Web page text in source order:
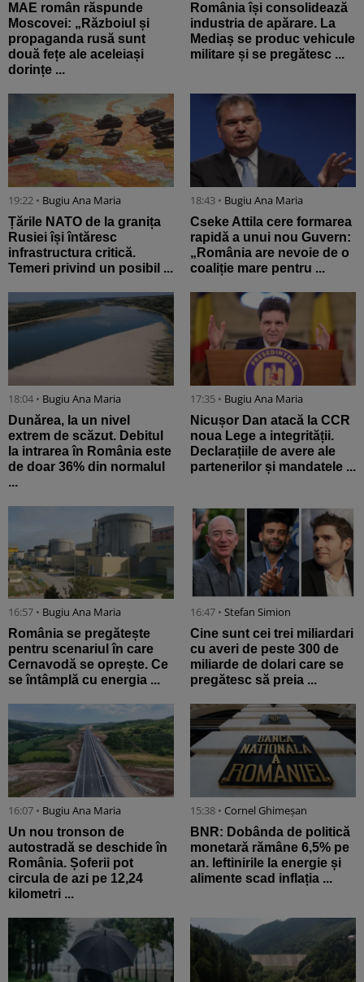
MAE român răspunde
Moscovei: „Războiul și
propaganda rusă sunt
două fețe ale aceleiași
dorințe ...
România își consolidează
industria de apărare. La
Mediaș se produc vehicule
militare și se pregătesc ...
19:22 • Bugiu ⁠Ana Maria
Țările NATO de la granița
Rusiei își întăresc
infrastructura critică.
Temeri privind un posibil ...
18:43 • Bugiu ⁠Ana Maria
Cseke Attila cere formarea
rapidă a unui nou Guvern:
„România are nevoie de o
coaliție mare pentru ...
18:04 • Bugiu ⁠Ana Maria
Dunărea, la un nivel
extrem de scăzut. Debitul
la intrarea în România este
de doar 36% din normalul
...
17:35 • Bugiu ⁠Ana Maria
Nicușor Dan atacă la CCR
noua Lege a integrității.
Declarațiile de avere ale
partenerilor și mandatele ...
16:57 • Bugiu ⁠Ana Maria
România se pregătește
pentru scenariul în care
Cernavodă se oprește. Ce
se întâmplă cu energia ...
16:47 • Stefan Simion
Cine sunt cei trei miliardari
cu averi de peste 300 de
miliarde de dolari care se
pregătesc să preia ...
16:07 • Bugiu ⁠Ana Maria
Un nou tronson de
autostradă se deschide în
România. Șoferii pot
circula de azi pe 12,24
kilometri ...
15:38 • Cornel Ghimeșan
BNR: Dobânda de politică
monetară rămâne 6,5% pe
an. Ieftinirile la energie și
alimente scad inflația ...